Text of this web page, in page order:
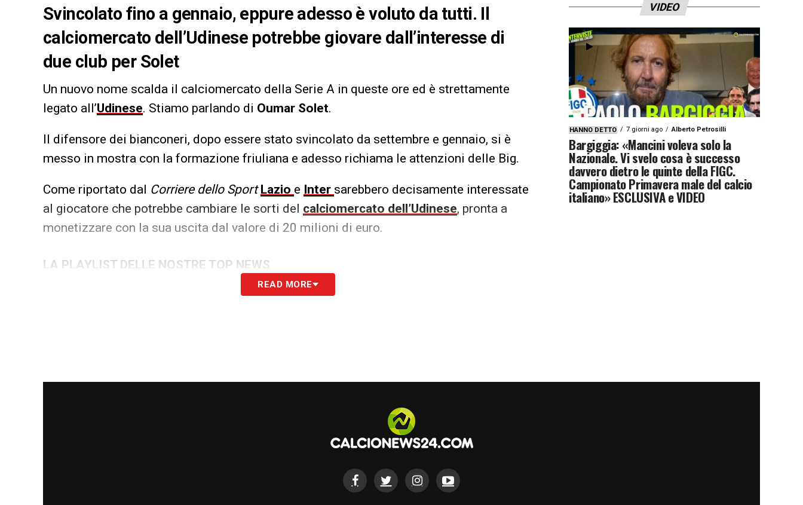
Svincolato fino a gennaio, eppure adesso è voluto da tutti. Il
calciomercato dell’Udinese potrebbe giovare dall’interesse di
due club per Solet
Un nuovo nome scalda il calciomercato della Serie A in queste ore ed è strettamente
legato all’Udinese. Stiamo parlando di Oumar Solet.
Il difensore dei bianconeri, dopo essere stato svincolato da settembre e gennaio, si è
messo in mostra con la formazione friuliana e adesso richiama le attenzioni delle Big.
Come riportato dal Corriere dello Sport Lazio e Inter sarebbero decisamente interessate
al giocatore che potrebbe cambiare le sorti del calciomercato dell’Udinese, pronta a
monetizzare con la sua uscita dal valore di 20 milioni di euro.
LA PLAYLIST DELLE NOSTRE TOP NEWS
READ MORE
VIDEO
HANNO DETTO 7 giorni ago Alberto Petrosilli
Bargiggia: «Mancini voleva solo la
Nazionale. Vi svelo cosa è successo
davvero dietro le quinte della FIGC.
Campionato Primavera male del calcio
italiano» ESCLUSIVA e VIDEO